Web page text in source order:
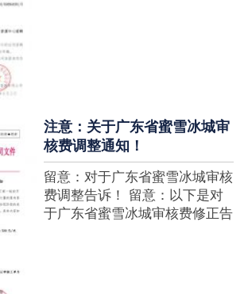
注意：关于广东省蜜雪冰城审
核费调整通知！
留意：对于广东省蜜雪冰城审核
费调整告诉！ 留意：以下是对
于广东省蜜雪冰城审核费修正告